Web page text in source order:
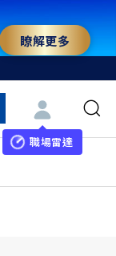
瞭解更多
職場雷達